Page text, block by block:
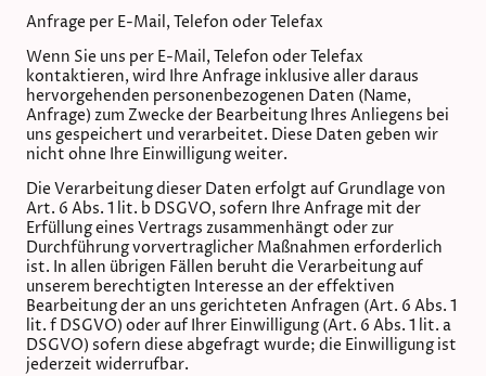
Anfrage per E-Mail, Telefon oder Telefax
Wenn Sie uns per E-Mail, Telefon oder Telefax
kontaktieren, wird Ihre Anfrage inklusive aller daraus
hervorgehenden personenbezogenen Daten (Name,
Anfrage) zum Zwecke der Bearbeitung Ihres Anliegens bei
uns gespeichert und verarbeitet. Diese Daten geben wir
nicht ohne Ihre Einwilligung weiter.
Die Verarbeitung dieser Daten erfolgt auf Grundlage von
Art. 6 Abs. 1 lit. b DSGVO, sofern Ihre Anfrage mit der
Erfüllung eines Vertrags zusammenhängt oder zur
Durchführung vorvertraglicher Maßnahmen erforderlich
ist. In allen übrigen Fällen beruht die Verarbeitung auf
unserem berechtigten Interesse an der effektiven
Bearbeitung der an uns gerichteten Anfragen (Art. 6 Abs. 1
lit. f DSGVO) oder auf Ihrer Einwilligung (Art. 6 Abs. 1 lit. a
DSGVO) sofern diese abgefragt wurde; die Einwilligung ist
jederzeit widerrufbar.